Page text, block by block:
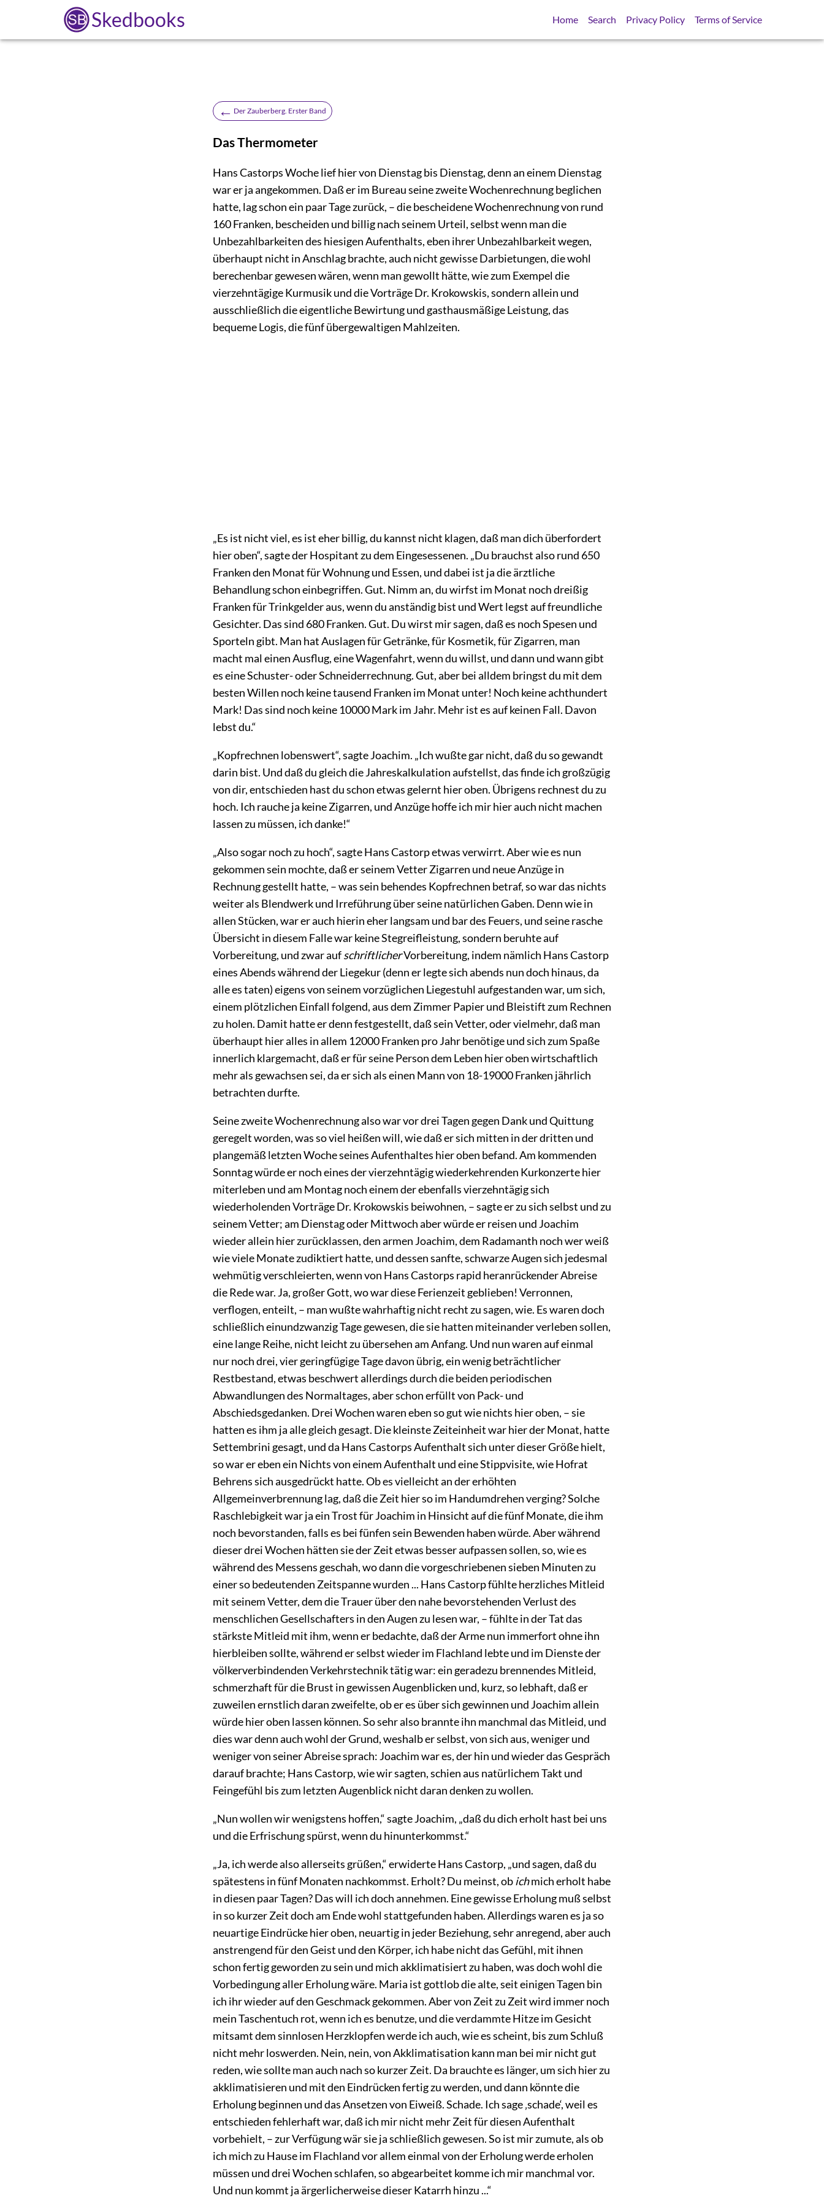
Skedbooks Home Search Privacy Policy Terms of Service
← Der Zauberberg. Erster Band
Das Thermometer
Hans Castorps Woche lief hier von Dienstag bis Dienstag, denn an einem Dienstag
war er ja angekommen. Daß er im Bureau seine zweite Wochenrechnung beglichen
hatte, lag schon ein paar Tage zurück, – die bescheidene Wochenrechnung von rund
160 Franken, bescheiden und billig nach seinem Urteil, selbst wenn man die
Unbezahlbarkeiten des hiesigen Aufenthalts, eben ihrer Unbezahlbarkeit wegen,
überhaupt nicht in Anschlag brachte, auch nicht gewisse Darbietungen, die wohl
berechenbar gewesen wären, wenn man gewollt hätte, wiezum Exempel die
vierzehntägige Kurmusik und die Vorträge Dr. Krokowskis, sondern allein und
ausschließlich die eigentliche Bewirtung und gasthausmäßige Leistung, das
bequeme Logis, die fünf übergewaltigen Mahlzeiten.
„Es ist nicht viel, es ist eher billig, du kannst nicht klagen, daß man dich überfordert
hier oben“, sagte der Hospitant zu dem Eingesessenen. „Du brauchst also rund 650
Franken den Monat für Wohnung und Essen, und dabei ist ja die ärztliche
Behandlung schon einbegriffen. Gut. Nimm an, du wirfst im Monat noch dreißig
Franken für Trinkgelder aus, wenn du anständig bist und Wert legst auf freundliche
Gesichter. Das sind 680 Franken. Gut. Du wirst mir sagen, daß es noch Spesen und
Sporteln gibt. Man hat Auslagen für Getränke, für Kosmetik, für Zigarren, man
macht mal einen Ausflug, eine Wagenfahrt, wenn du willst, und dann und wann gibt
es eine Schuster- oder Schneiderrechnung. Gut, aber bei alldem bringst du mit dem
besten Willen noch keine tausend Franken im Monat unter! Noch keine achthundert
Mark! Das sind noch keine 10000 Mark im Jahr. Mehr ist es auf keinen Fall. Davon
lebst du.“
„Kopfrechnen lobenswert“, sagte Joachim. „Ich wußte gar nicht, daß du so gewandt
darin bist. Und daß du gleich die Jahreskalkulation aufstellst, das finde ich großzügig
von dir, entschieden hast du schon etwas gelernt hier oben. Übrigens rechnest du zu
hoch. Ich rauche ja keine Zigarren, und Anzüge hoffe ich mir hier auch nicht machen
lassen zu müssen, ich danke!“
„Also sogar noch zu hoch“, sagte Hans Castorp etwas verwirrt. Aber wie es nun
gekommen sein mochte, daß er seinem Vetter Zigarren und neue Anzüge in
Rechnung gestellt hatte, – was sein behendes Kopfrechnen betraf, so war das nichts
weiter als Blendwerk und Irreführung über seine natürlichen Gaben. Denn wie in
allen Stücken, war er auch hierin eher langsam und bar des Feuers, und seine rasche
Übersicht in diesem Falle war keine Stegreifleistung, sondern beruhte auf
Vorbereitung, und zwar aufschriftlicherVorbereitung, indem nämlich Hans Castorp
eines Abends während der Liegekur (denn er legte sich abends nun doch hinaus, da
alle es taten) eigens von seinem vorzüglichen Liegestuhl aufgestanden war, um sich,
einem plötzlichen Einfall folgend, aus dem Zimmer Papier und Bleistift zum Rechnen
zu holen. Damit hatte er denn festgestellt, daß sein Vetter, oder vielmehr, daß man
überhaupt hier alles in allem 12000 Franken pro Jahr benötige und sich zum Spaße
innerlich klargemacht, daß er für seine Person dem Leben hier oben wirtschaftlich
mehr als gewachsen sei, da er sich als einen Mann von 18-19000 Franken jährlich
betrachten durfte.
Seine zweite Wochenrechnung also war vor drei Tagen gegen Dank und Quittung
geregelt worden, was so viel heißen will, wie daß er sich mitten in der dritten und
plangemäß letzten Woche seines Aufenthaltes hier oben befand. Am kommenden
Sonntag würde er noch eines der vierzehntägig wiederkehrenden Kurkonzerte hier
miterleben und am Montag noch einem der ebenfalls vierzehntägig sich
wiederholenden Vorträge Dr. Krokowskis beiwohnen, – sagte er zu sich selbst und zu
seinem Vetter; am Dienstag oder Mittwoch aber würde er reisen und Joachim
wieder allein hier zurücklassen, den armen Joachim, dem Radamanth noch wer weiß
wie viele Monate zudiktiert hatte, und dessen sanfte, schwarze Augen sich jedesmal
wehmütig verschleierten, wennvon Hans Castorps rapid heranrückender Abreise
die Rede war. Ja, großer Gott, wo war diese Ferienzeit geblieben! Verronnen,
verflogen, enteilt, – man wußte wahrhaftig nicht recht zu sagen, wie. Es waren doch
schließlich einundzwanzig Tage gewesen, die sie hatten miteinander verleben sollen,
eine lange Reihe, nicht leicht zu übersehen am Anfang. Und nun waren auf einmal
nur noch drei, vier geringfügige Tage davon übrig, ein wenig beträchtlicher
Restbestand, etwas beschwert allerdings durch die beiden periodischen
Abwandlungen des Normaltages, aber schon erfüllt von Pack- und
Abschiedsgedanken. Drei Wochen waren eben so gut wie nichts hier oben, – sie
hatten es ihm ja alle gleich gesagt. Die kleinste Zeiteinheit war hier der Monat, hatte
Settembrini gesagt, und da Hans Castorps Aufenthalt sich unter dieser Größe hielt,
so war er eben ein Nichts von einem Aufenthalt und eine Stippvisite, wie Hofrat
Behrens sich ausgedrückt hatte. Ob es vielleicht an der erhöhten
Allgemeinverbrennung lag, daß die Zeit hier so im Handumdrehen verging? Solche
Raschlebigkeit war ja ein Trost für Joachim in Hinsicht auf die fünf Monate, die ihm
noch bevorstanden, falls es bei fünfen sein Bewenden haben würde. Aber während
dieser drei Wochen hätten sie der Zeit etwas besser aufpassen sollen, so, wie es
während des Messens geschah, wo dann die vorgeschriebenen sieben Minuten zu
einer so bedeutenden Zeitspanne wurden ... Hans Castorp fühlte herzliches Mitleid
mit seinem Vetter, dem die Trauer über den nahe bevorstehenden Verlust des
menschlichen Gesellschafters in den Augen zu lesen war, – fühlte in der Tat das
stärkste Mitleid mit ihm, wenn er bedachte, daß der Arme nun immerfort ohne ihn
hierbleiben sollte, während er selbst wieder im Flachland lebteund im Dienste der
völkerverbindenden Verkehrstechnik tätig war: ein geradezu brennendes Mitleid,
schmerzhaft für die Brust in gewissen Augenblicken und, kurz, so lebhaft, daß er
zuweilen ernstlich daran zweifelte, ob er es über sich gewinnen und Joachim allein
würde hier oben lassen können. So sehr also brannte ihn manchmal das Mitleid, und
dies war denn auch wohl der Grund, weshalb er selbst, von sich aus, weniger und
weniger von seiner Abreise sprach: Joachim war es, der hin und wieder das Gespräch
darauf brachte; Hans Castorp, wie wir sagten, schien aus natürlichem Takt und
Feingefühl bis zum letzten Augenblick nicht daran denken zu wollen.
„Nun wollen wir wenigstens hoffen,“ sagte Joachim, „daß du dich erholt hast bei uns
und die Erfrischung spürst, wenn du hinunterkommst.“
„Ja, ich werde also allerseits grüßen,“ erwiderte Hans Castorp, „und sagen, daß du
spätestens in fünf Monaten nachkommst. Erholt? Du meinst, obichmich erholt habe
in diesen paar Tagen? Das will ich doch annehmen. Eine gewisse Erholung muß selbst
in so kurzer Zeit doch am Ende wohl stattgefunden haben. Allerdings waren es ja so
neuartige Eindrücke hier oben, neuartig in jeder Beziehung, sehr anregend, aber auch
anstrengend für den Geist und den Körper, ich habe nicht das Gefühl, mit ihnen
schon fertig geworden zu sein und mich akklimatisiert zu haben, was doch wohl die
Vorbedingung aller Erholung wäre. Maria ist gottlob die alte, seit einigen Tagen bin
ich ihr wieder auf den Geschmack gekommen. Aber von Zeit zu Zeit wird immer noch
mein Taschentuch rot, wenn ich es benutze, und die verdammte Hitze im Gesicht
mitsamt dem sinnlosen Herzklopfen werde ich auch, wiees scheint, bis zum Schluß
nicht mehr loswerden. Nein, nein, von Akklimatisation kann man bei mir nicht gut
reden, wie sollte man auch nach so kurzer Zeit. Da brauchte es länger, um sich hier zu
akklimatisieren und mit den Eindrücken fertig zu werden, und dann könnte die
Erholung beginnen und das Ansetzen von Eiweiß. Schade. Ich sage ‚schade‘, weil es
entschieden fehlerhaft war, daß ich mir nicht mehr Zeit für diesen Aufenthalt
vorbehielt, – zur Verfügung wär sie ja schließlich gewesen. So ist mir zumute, als ob
ich mich zu Hause im Flachland vor allem einmal von der Erholung werde erholen
müssen und drei Wochen schlafen, so abgearbeitet komme ich mir manchmal vor.
Und nun kommt ja ärgerlicherweise dieser Katarrh hinzu ...“